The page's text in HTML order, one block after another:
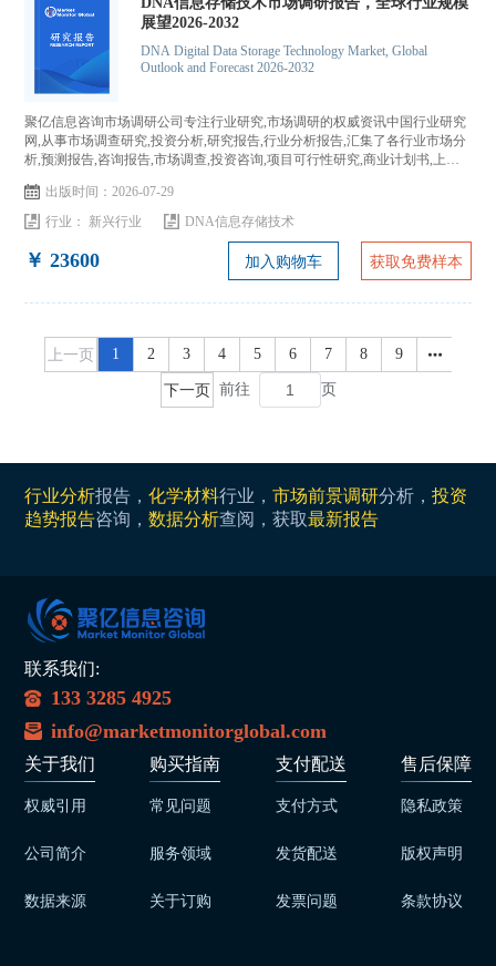
展望2026-2032
DNA Digital Data Storage Technology Market, Global
Outlook and Forecast 2026-2032
聚亿信息咨询市场调研公司专注行业研究,市场调研的权威资讯中国行业研究
网,从事市场调查研究,投资分析,研究报告,行业分析报告,汇集了各行业市场分
析,预测报告,咨询报告,市场调查,投资咨询,项目可行性研究,商业计划书,上市
出版时间：2026-07-29
行业： 新兴行业 DNA信息存储技术
￥ 23600 加入购物车 获取免费样本
上一页 1 2 3 4 5 6 7 8 9
下一页 前往 页
行业分析报告，化学材料行业，市场前景调研分析，投资
趋势报告咨询，数据分析查阅，获取最新报告
联系我们:
133 3285 4925
info@marketmonitorglobal.com
关于我们
权威引用
公司简介
数据来源
购买指南
常见问题
服务领域
关于订购
支付配送
支付方式
发货配送
发票问题
售后保障
隐私政策
版权声明
条款协议